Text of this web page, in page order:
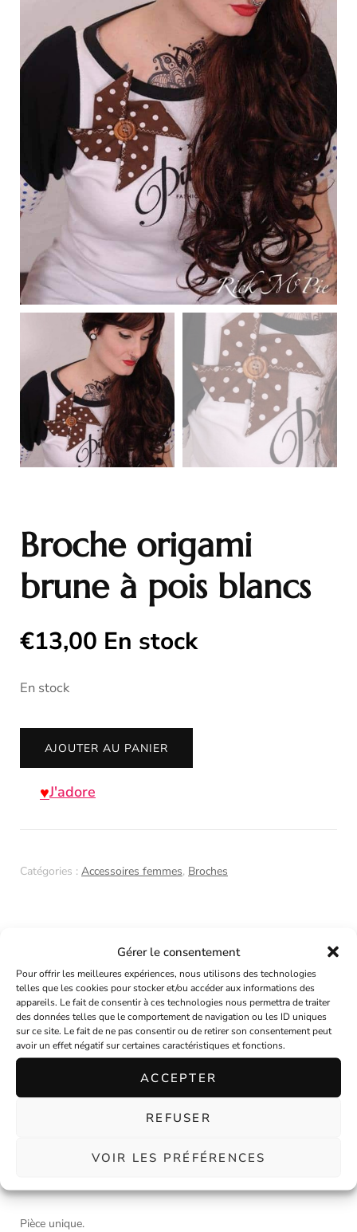
Gérer le consentement
Pour offrir les meilleures expériences, nous utilisons des technologies
telles que les cookies pour stocker et/ou accéder aux informations des
appareils. Le fait de consentir à ces technologies nous permettra de traiter
des données telles que le comportement de navigation ou les ID uniques
sur ce site. Le fait de ne pas consentir ou de retirer son consentement peut
avoir un effet négatif sur certaines caractéristiques et fonctions.
ACCEPTER
REFUSER
VOIR LES PRÉFÉRENCES
Broche origami
brune à pois blancs
€13,00 En stock
En stock
quantité
brune
pois
AJOUTER AU PANIER
J'adore
Catégories : Accessoires femmes, Broches
Description
Informations complémentaires
Description
Broche origami brune à pois blanc en coton. Gros bouton en
Pièce unique.